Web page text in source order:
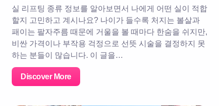
실 리프팅 종류 정보를 알아보면서 나에게 어떤 실이 적합
할지 고민하고 계시나요? 나이가 들수록 처지는 볼살과
패이는 팔자주름 때문에 거울을 볼 때마다 한숨을 쉬지만,
비싼 가격이나 부작용 걱정으로 선뜻 시술을 결정하지 못
하는 분들이 많습니다. 이 글을…
Discover More